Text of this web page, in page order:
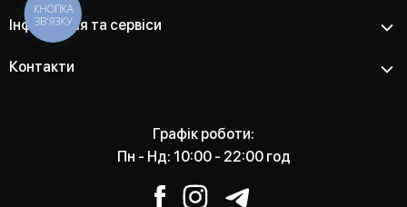
Інформація та сервіси
Контакти
Графік роботи:
Пн - Нд: 10:00 - 22:00 год
КНОПКА
ЗВ'ЯЗКУ